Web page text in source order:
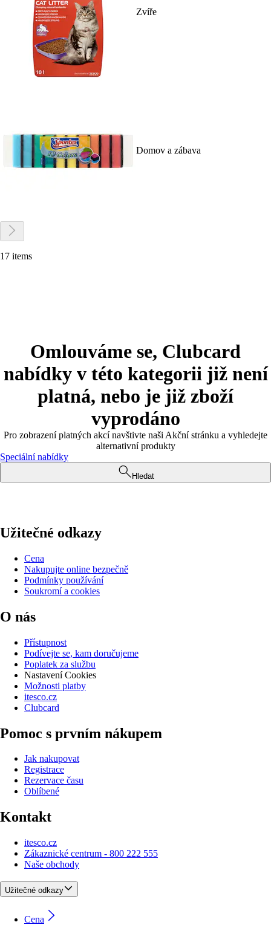
Zvíře
Domov a zábava
17 items
Omlouváme se, Clubcard
nabídky v této kategorii již není
platná, nebo je již zboží
vyprodáno
Pro zobrazení platných akcí navštivte naši Akční stránku a vyhledejte
alternativní produkty
Speciální nabídky
Hledat
Užitečné odkazy
Cena
Nakupujte online bezpečně
Podmínky používání
Soukromí a cookies
O nás
Přístupnost
Podívejte se, kam doručujeme
Poplatek za službu
Nastavení Cookies
Možnosti platby
itesco.cz
Clubcard
Pomoc s prvním nákupem
Jak nakupovat
Registrace
Rezervace času
Oblíbené
Kontakt
itesco.cz
Zákaznické centrum - 800 222 555
Naše obchody
Užitečné odkazy
Cena